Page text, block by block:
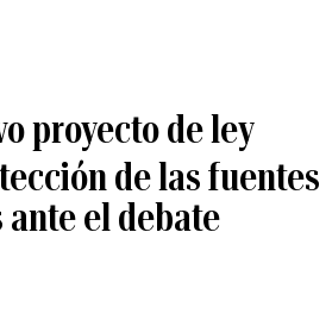
proyecto de ley
de las fuentes
el debate